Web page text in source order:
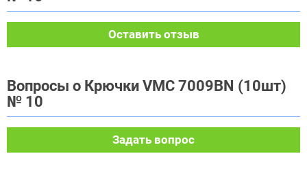
Оставить отзыв
Вопросы о Крючки VMC 7009BN (10шт)
№ 10
Задать вопрос